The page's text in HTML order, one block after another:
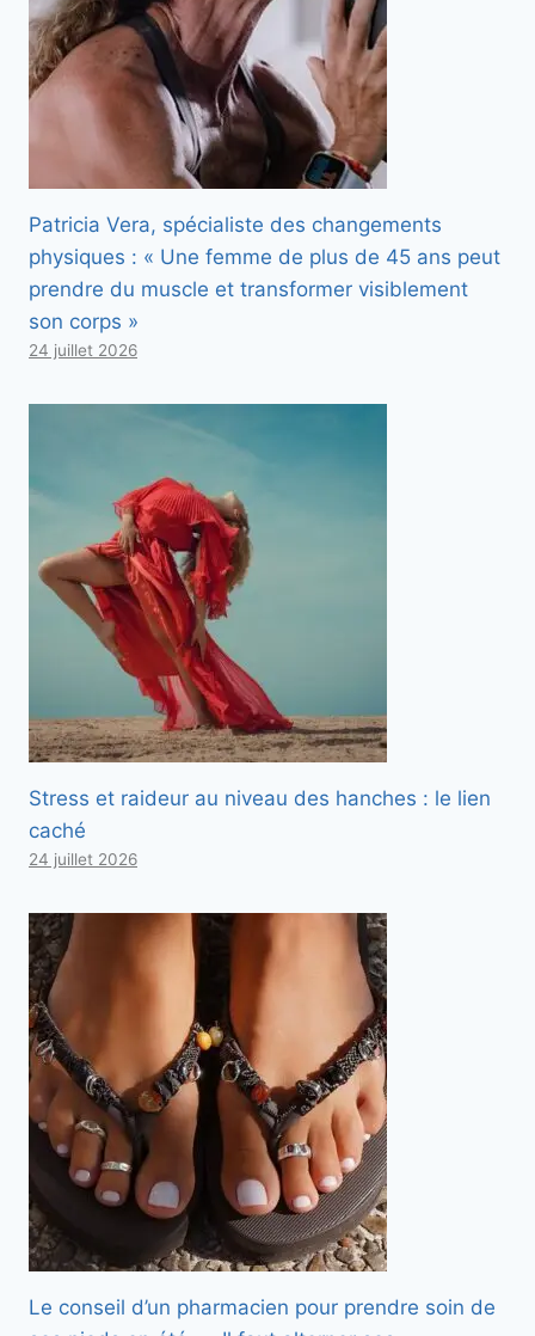
Patricia Vera, spécialiste des changements
physiques : « Une femme de plus de 45 ans peut
prendre du muscle et transformer visiblement
son corps »
24 juillet 2026
Stress et raideur au niveau des hanches : le lien
caché
24 juillet 2026
Le conseil d’un pharmacien pour prendre soin de